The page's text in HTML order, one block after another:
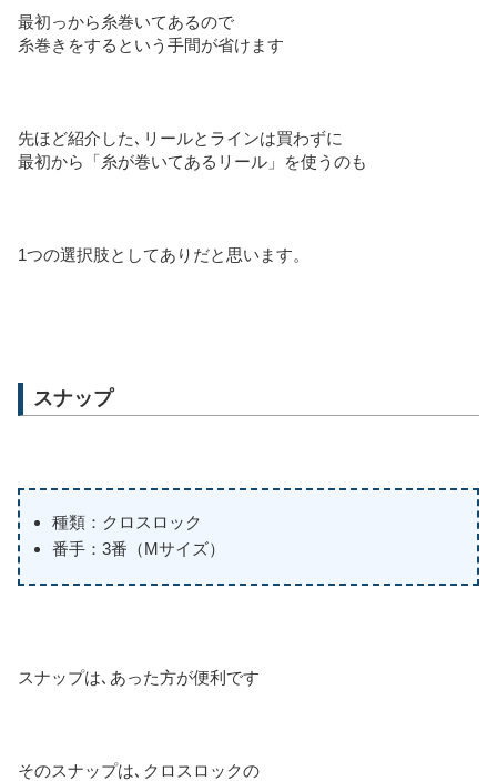
最初っから糸巻いてあるので
糸巻きをするという手間が省けます
先ほど紹介した､リールとラインは買わずに
最初から「糸が巻いてあるリール」を使うのも
1つの選択肢としてありだと思います。
スナップ
種類：クロスロック
番手：3番（Mサイズ）
スナップは､あった方が便利です
そのスナップは､クロスロックの